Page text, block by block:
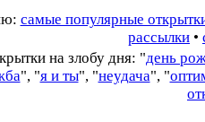
самые популярные
рассылки •
на злобу дня: "день
", "я и ты", "неудача", "